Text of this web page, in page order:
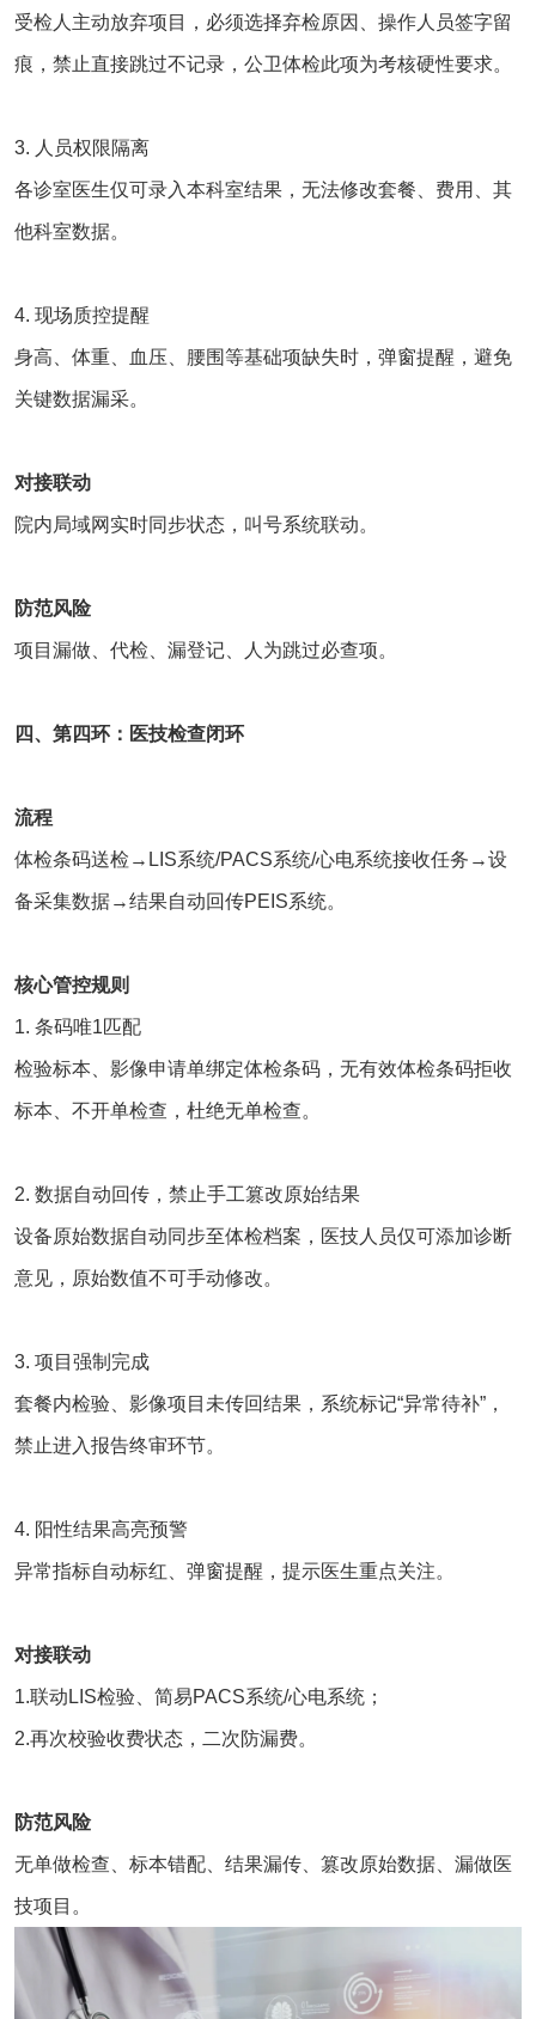
受检人主动放弃项目，必须选择弃检原因、操作人员签字留
痕，禁止直接跳过不记录，公卫体检此项为考核硬性要求。
3. 人员权限隔离
各诊室医生仅可录入本科室结果，无法修改套餐、费用、其
他科室数据。
4. 现场质控提醒
身高、体重、血压、腰围等基础项缺失时，弹窗提醒，避免
关键数据漏采。
对接联动
院内局域网实时同步状态，叫号系统联动。
防范风险
项目漏做、代检、漏登记、人为跳过必查项。
四、第四环：医技检查闭环
流程
体检条码送检→ LIS系统/PACS系统/心电系统接收任务→设
备采集数据→结果自动回传PEIS系统。
核心管控规则
1. 条码唯1匹配
检验标本、影像申请单绑定体检条码，无有效体检条码拒收
标本、不开单检查，杜绝无单检查。
2. 数据自动回传，禁止手工篡改原始结果
设备原始数据自动同步至体检档案，医技人员仅可添加诊断
意见，原始数值不可手动修改。
3. 项目强制完成
套餐内检验、影像项目未传回结果，系统标记“异常待补”，
禁止进入报告终审环节。
4. 阳性结果高亮预警
异常指标自动标红、弹窗提醒，提示医生重点关注。
对接联动
1.联动LIS检验、简易PACS系统/心电系统；
2.再次校验收费状态，二次防漏费。
防范风险
无单做检查、标本错配、结果漏传、篡改原始数据、漏做医
技项目。